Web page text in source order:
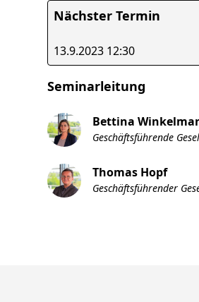
Nächster Termin
13.9.2023 12:30
Seminarleitung
Bettina
Geschäftsführende
Thomas Hopf
Geschäftsführender